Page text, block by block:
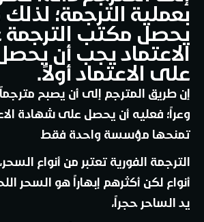
بعملية الترجمة؛
يحصل مكتب
الاعتماد يجب أن
على الاعتماد أولاً.
إن طريق المترجم إلى أن يصبح
وعراً؛ فعليه أن يحصل على شهادة
تمنحها مؤسسة واحدة فقط
الترجمة الفورية تعتبر من أنواع
أنواع لكن أكثرهم إبهاراً هو السحر
يد الساحر حجراً،